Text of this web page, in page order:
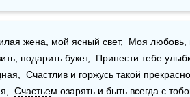
жена, мой ясный свет,  Моя
подарить букет,  Принести тебе
Счастлив и горжусь такой
Счастьем озарять и быть всегда с